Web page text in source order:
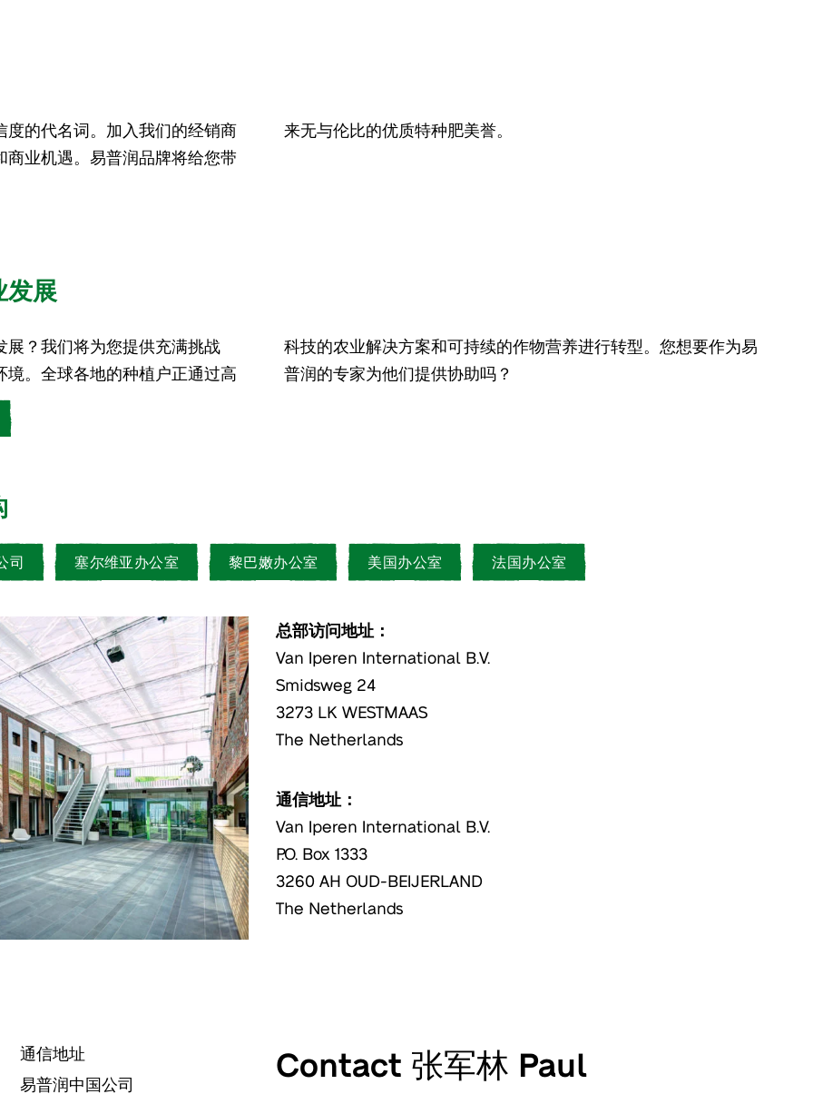
的代名词。加入我们的经销商
业机遇。易普润品牌将给您带
来无与伦比的优质特种肥美誉。
发展
？我们将为您提供充满挑战
。全球各地的种植户正通过高
营养进行转型。您想要作为易
普润的专家为他们提供协助吗？
司 塞尔维亚办公室 黎巴嫩办公室 美国办公室 法国办公室
总部访问地址：
Van Iperen International B.V.
Smidsweg 24
3273 LK WESTMAAS
The Netherlands
通信地址：
Van Iperen International B.V.
P.O. Box 1333
3260 AH OUD-BEIJERLAND
The Netherlands
通信地址
易普润中国公司
Contact 张军林 Paul